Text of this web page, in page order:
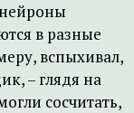
в разные
вспыхивал,
– глядя на
сосчитать,